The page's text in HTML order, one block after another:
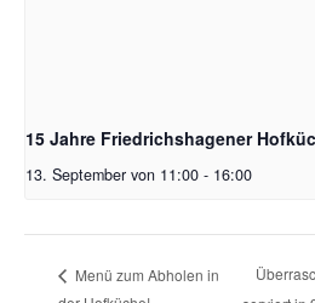
15 Jahre Friedrichshagener
13. September von 11:00 - 16:00
Menü zum Abholen in